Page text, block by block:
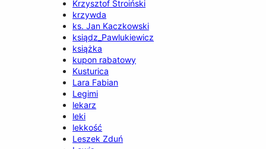
Krzysztof Stroiński
krzywda
ks. Jan Kaczkowski
ksiądz_Pawlukiewicz
książka
kupon rabatowy
Kusturica
Lara Fabian
Legimi
lekarz
leki
lekkość
Leszek Zduń